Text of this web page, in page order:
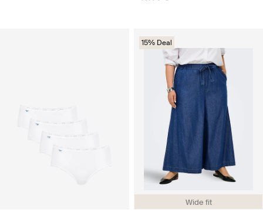
Wide fit
15% Deal